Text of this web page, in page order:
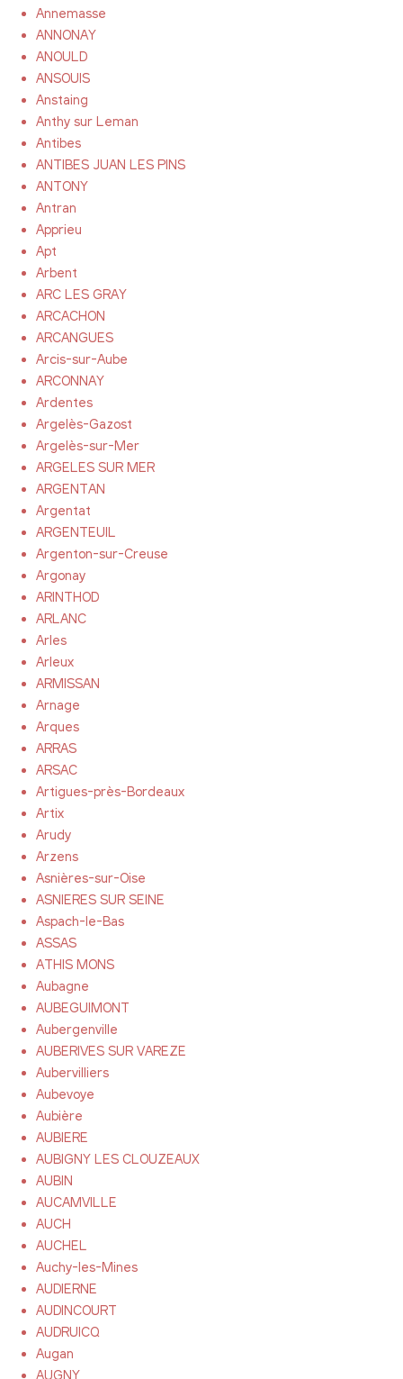
Annemasse
ANNONAY
ANOULD
ANSOUIS
Anstaing
Anthy sur Leman
Antibes
ANTIBES JUAN LES PINS
ANTONY
Antran
Apprieu
Apt
Arbent
ARC LES GRAY
ARCACHON
ARCANGUES
Arcis-sur-Aube
ARCONNAY
Ardentes
Argelès-Gazost
Argelès-sur-Mer
ARGELES SUR MER
ARGENTAN
Argentat
ARGENTEUIL
Argenton-sur-Creuse
Argonay
ARINTHOD
ARLANC
Arles
Arleux
ARMISSAN
Arnage
Arques
ARRAS
ARSAC
Artigues-près-Bordeaux
Artix
Arudy
Arzens
Asnières-sur-Oise
ASNIERES SUR SEINE
Aspach-le-Bas
ASSAS
ATHIS MONS
Aubagne
AUBEGUIMONT
Aubergenville
AUBERIVES SUR VAREZE
Aubervilliers
Aubevoye
Aubière
AUBIERE
AUBIGNY LES CLOUZEAUX
AUBIN
AUCAMVILLE
AUCH
AUCHEL
Auchy-les-Mines
AUDIERNE
AUDINCOURT
AUDRUICQ
Augan
AUGNY